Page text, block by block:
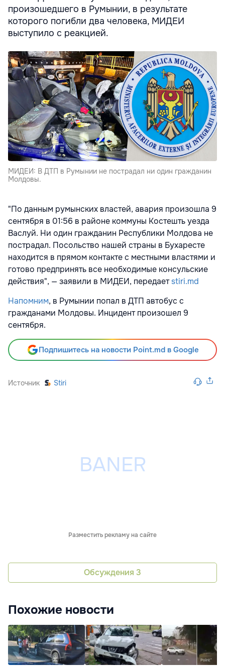
произошедшего в Румынии, в результате
которого погибли два человека, МИДЕИ
выступило с реакцией.
МИДЕИ: В ДТП в Румынии не пострадал ни один гражданин
Молдовы.
"По данным румынских властей, авария произошла 9
сентября в 01:56 в районе коммуны Костешть уезда
Васлуй. Ни один гражданин Республики Молдова не
пострадал. Посольство нашей страны в Бухаресте
находится в прямом контакте с местными властями и
готово предпринять все необходимые консульские
действия", — заявили в МИДЕИ, передаетstiri.md
Напомним, в Румынии попал в ДТП автобус с
гражданами Молдовы. Инцидент произошел 9
сентября.
Подпишитесь на новости Point.md в Google
Источник Stiri
Разместить рекламу на сайте
Обсуждения 3
Похожие новости